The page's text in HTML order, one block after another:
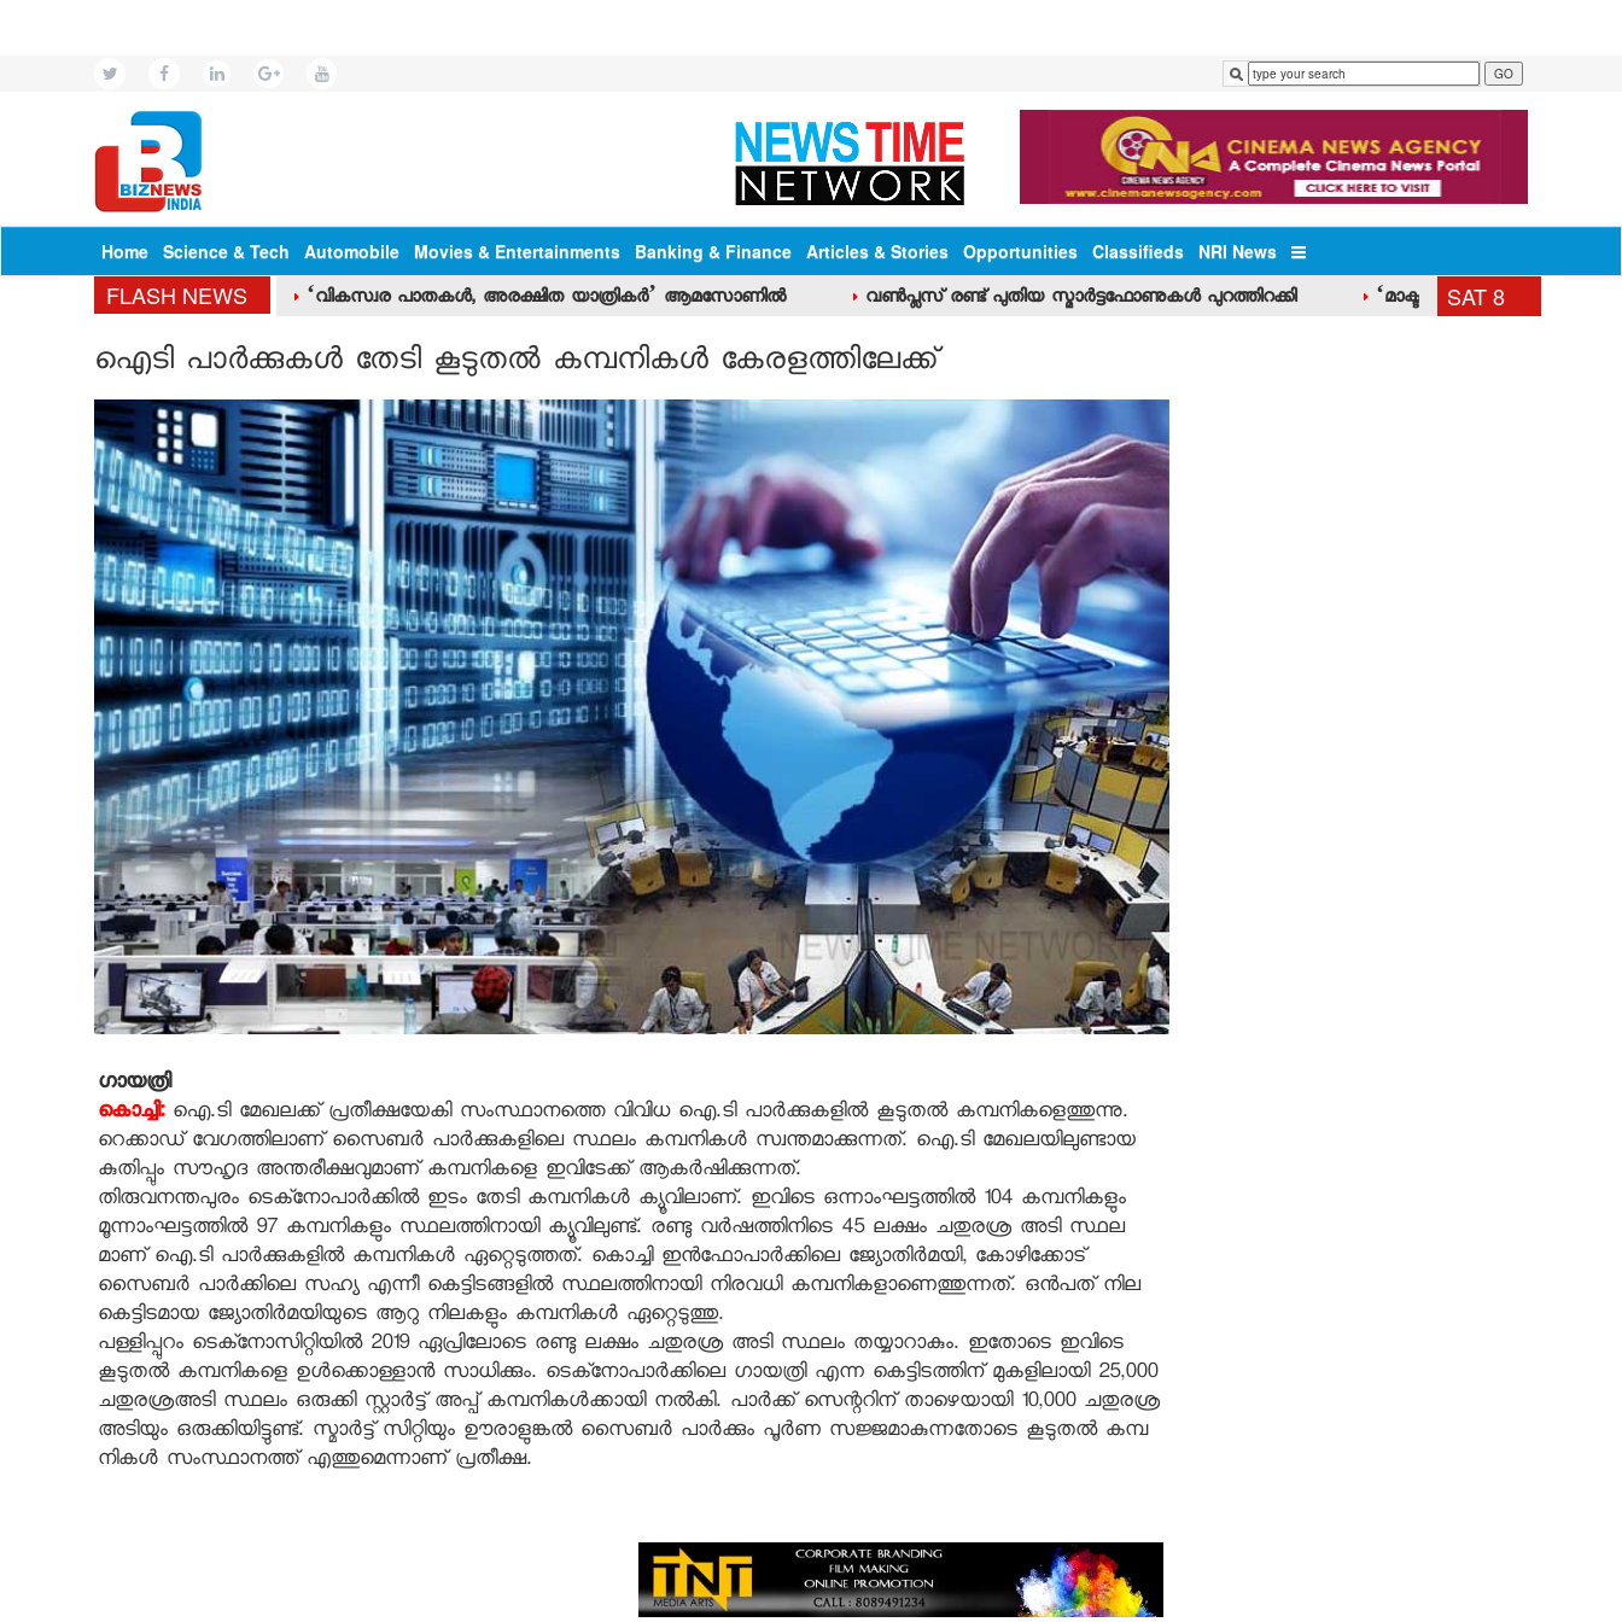
Home Science & Tech Automobile Movies & Entertainments Banking & Finance Articles & Stories Opportunities Classifieds NRI News
FLASH NEWS ‘വികസ്വര പാതകള്‍, അരക്ഷിത യാത്രികര്‍’ ആമസോണില്‍ വണ്‍പ്ലസ് രണ്ട് പുതിയ സ്മാര്‍ട്ടഫോണുകള്‍ പുറത്തിറക്കി ‘മാക്ട’ ചെയര്‍മാന്‍ ജോഷി
SAT 8
ഐടി പാര്‍ക്കുകള്‍ തേടി കൂടുതല്‍ കമ്പനികള്‍ കേരളത്തിലേക്ക്
ഗായത്രി
കൊച്ചി:ഐ.ടി മേഖലക്ക് പ്രതീക്ഷയേകി സംസ്ഥാനത്തെ വിവിധ ഐ.ടി പാര്‍ക്കുകളില്‍ കൂടുതല്‍ കമ്പനികളെത്തുന്നു.
റെക്കാഡ് വേഗത്തിലാണ് സൈബര്‍ പാര്‍ക്കുകളിലെ സ്ഥലം കമ്പനികള്‍ സ്വന്തമാക്കുന്നത്. ഐ.ടി മേഖലയിലുണ്ടായ
കുതിപ്പും സൗഹൃദ അന്തരീക്ഷവുമാണ് കമ്പനികളെ ഇവിടേക്ക് ആകര്‍ഷിക്കുന്നത്.
തിരുവനന്തപുരം ടെക്‌നോപാര്‍ക്കില്‍ ഇടം തേടി കമ്പനികള്‍ ക്യൂവിലാണ്. ഇവിടെ ഒന്നാംഘട്ടത്തില്‍ 104 കമ്പനികളും
മൂന്നാംഘട്ടത്തില്‍ 97 കമ്പനികളും സ്ഥലത്തിനായി ക്യൂവിലുണ്ട്. രണ്ടു വര്‍ഷത്തിനിടെ 45 ലക്ഷം ചതുരശ്ര അടി സ്ഥല
മാണ് ഐ.ടി പാര്‍ക്കുകളില്‍ കമ്പനികള്‍ ഏറ്റെടുത്തത്. കൊച്ചി ഇന്‍ഫോപാര്‍ക്കിലെ ജ്യോതിര്‍മയി, കോഴിക്കോട്
സൈബര്‍ പാര്‍ക്കിലെ സഹ്യ എന്നീ കെട്ടിടങ്ങളില്‍ സ്ഥലത്തിനായി നിരവധി കമ്പനികളാണെത്തുന്നത്. ഒന്‍പത് നില
കെട്ടിടമായ ജ്യോതിര്‍മയിയുടെ ആറു നിലകളും കമ്പനികള്‍ ഏറ്റെടുത്തു.
പള്ളിപ്പുറം ടെക്‌നോസിറ്റിയില്‍ 2019 ഏപ്രിലോടെ രണ്ടു ലക്ഷം ചതുരശ്ര അടി സ്ഥലം തയ്യാറാകും. ഇതോടെ ഇവിടെ
കൂടുതല്‍ കമ്പനികളെ ഉള്‍ക്കൊള്ളാന്‍ സാധിക്കും. ടെക്‌നോപാര്‍ക്കിലെ ഗായത്രി എന്ന കെട്ടിടത്തിന് മുകളിലായി 25,000
ചതുരശ്രഅടി സ്ഥലം ഒരുക്കി സ്റ്റാര്‍ട്ട് അപ്പ് കമ്പനികള്‍ക്കായി നല്‍കി. പാര്‍ക്ക് സെന്ററിന് താഴെയായി 10,000 ചതുരശ്ര
അടിയും ഒരുക്കിയിട്ടുണ്ട്. സ്മാര്‍ട്ട് സിറ്റിയും ഊരാളുങ്കല്‍ സൈബര്‍ പാര്‍ക്കും പൂര്‍ണ സജ്ജമാകുന്നതോടെ കൂടുതല്‍ കമ്പ
നികള്‍ സംസ്ഥാനത്ത് എത്തുമെന്നാണ് പ്രതീക്ഷ.